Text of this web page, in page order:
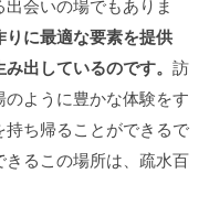
会いの場でもありま
りに最適な要素を提供
出しているのです。 訪
ように豊かな体験をす
ち帰ることができるで
るこの場所は、疏水百